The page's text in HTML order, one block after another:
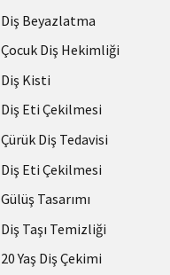
Diş Beyazlatma
Çocuk Diş Hekimliği
Diş Kisti
Diş Eti Çekilmesi
Çürük Diş Tedavisi
Diş Eti Çekilmesi
Gülüş Tasarımı
Diş Taşı Temizliği
20 Yaş Diş Çekimi